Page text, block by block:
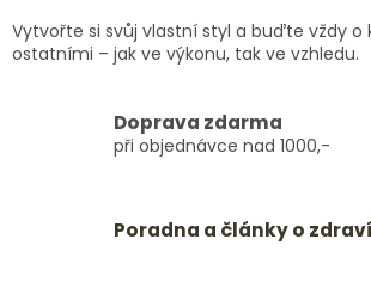
Vytvořte si svůj vlastní styl a buďte vždy o
ostatními – jak ve výkonu, tak ve vzhledu.
Doprava zdarma
při objednávce nad 1000,-
Poradna a články o zdraví